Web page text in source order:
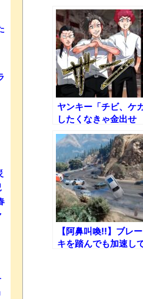
Powered by
ヤンキー「チビ、ケ
したくなきゃ金出せ
や」中学生「30万し
かないけど大丈夫？
【阿鼻叫喚!!】ブレー
キを踏んでも加速し